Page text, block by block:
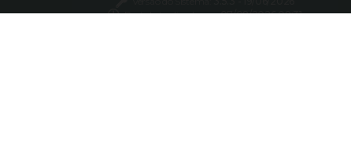
Portal atualizado em:07/08/2026 08:31